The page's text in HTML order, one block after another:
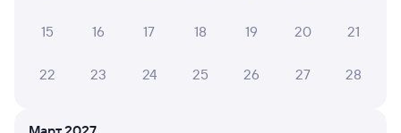
15 16 17 18 19 20 21
22 23 24 25 26 27 28